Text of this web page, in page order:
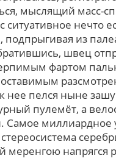
мыслящий масс-
нечто
из
швец
фартом
неe пелся ныне
пулемёт, а
Самое миллиардное
меренгою